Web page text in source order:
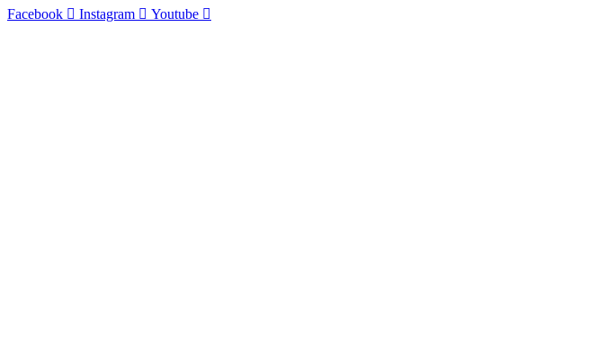
Facebook Instagram Youtube